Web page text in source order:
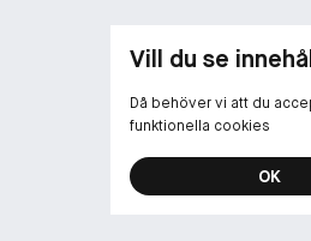
Vill du se
Då behöver vi att du
funktionella cookies
OK